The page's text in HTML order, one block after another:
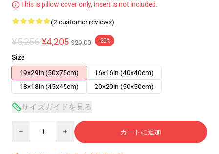
This is pillow cover only, insert is not included.
(2 customer reviews)
¥5,256 ¥4,205 $29.00 -20%
Size
19x29in (50x75cm)
16x16in (40x40cm)
18x18in (45x45cm)
20x20in (50x50cm)
サイズガイドを見る
カートに追加